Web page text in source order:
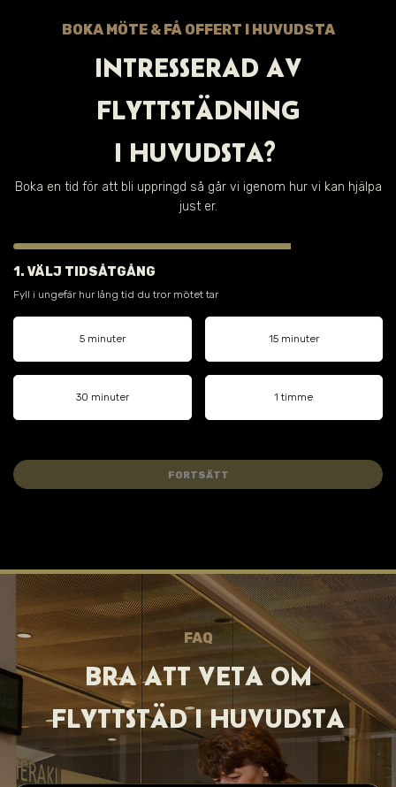
BOKA MÖTE & FÅ OFFERT I HUVUDSTA
INTRESSERAD AV
FLYTTSTÄDNING
I HUVUDSTA?
Boka en tid för att bli uppringd så går vi igenom hur vi kan hjälpa
just er.
1. VÄLJ TIDSÅTGÅNG
Fyll i ungefär hur lång tid du tror mötet tar
5 minuter 15 minuter
30 minuter 1 timme
FORTSÄTT
FAQ
BRA ATT VET A OM
FLYTTSTÄD IHUVUDSTA